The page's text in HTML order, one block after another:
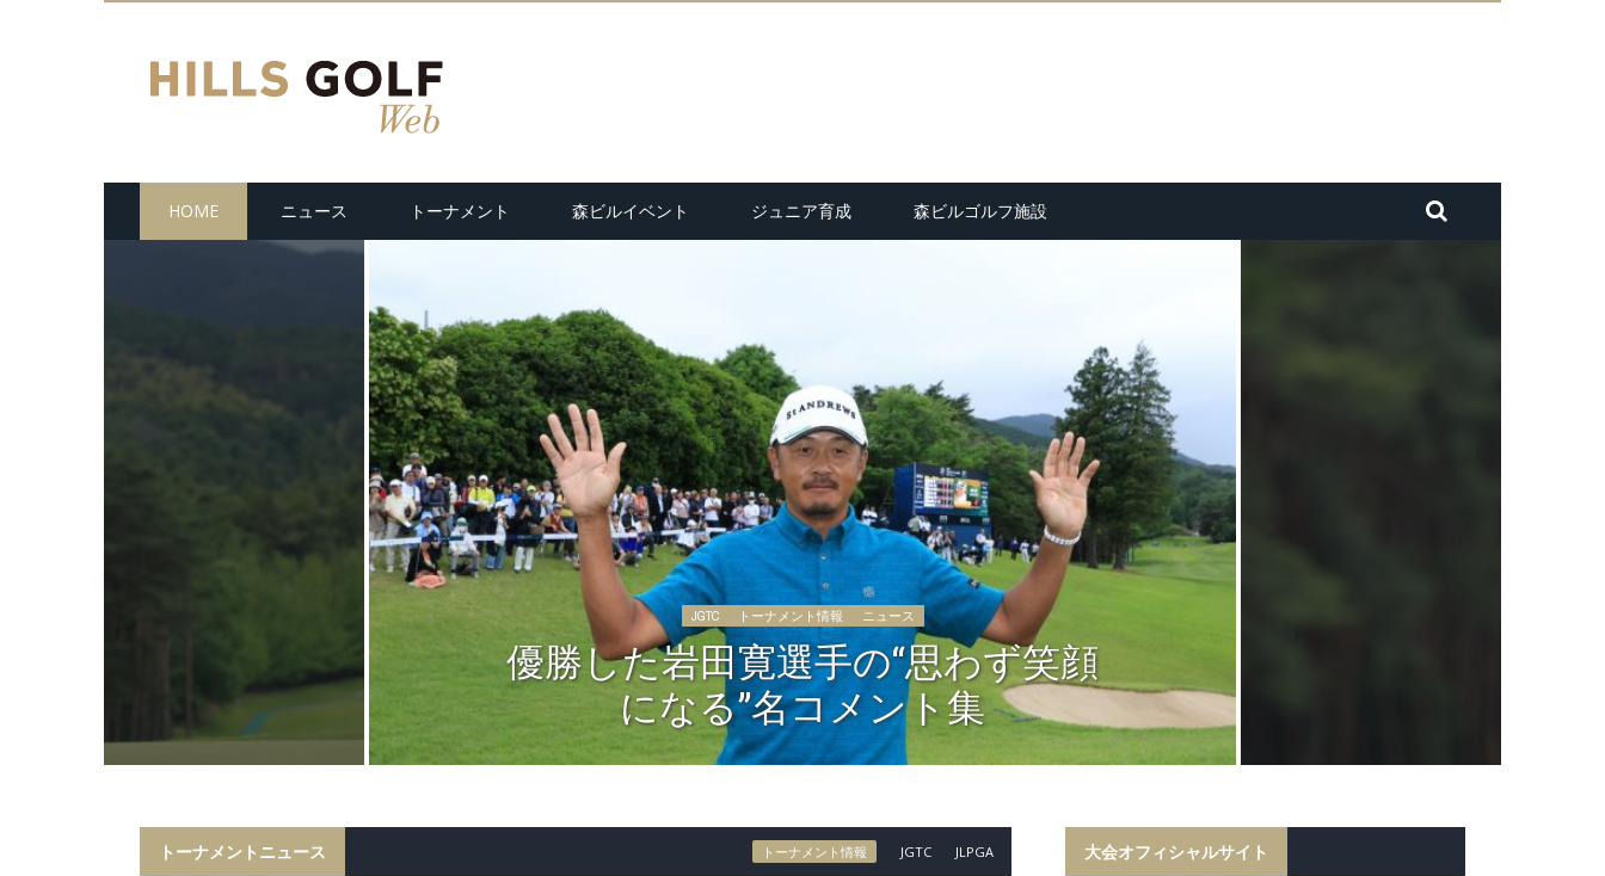
HOME ニュース トーナメント 森ビルイベント ジュニア育成 森ビルゴルフ施設
森ビルカッ
JGTC トーナメント情報 ニュース
優勝した岩田寛選手の“思わず笑顔
になる”名コメント集
トーナメントニュース トーナメント情報 JGTC JLPGA 大会オフィシャルサイト